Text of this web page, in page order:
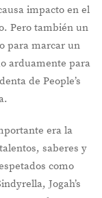
impacto en el
Pero también un
para marcar un
arduamente para
de People’s
era la
saberes y
como
Jogah’s